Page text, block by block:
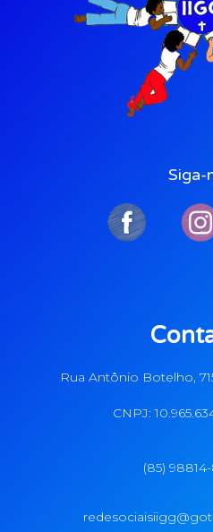
Siga-
Rua Antônio Botelho,
CNPJ:
(85) 98814-